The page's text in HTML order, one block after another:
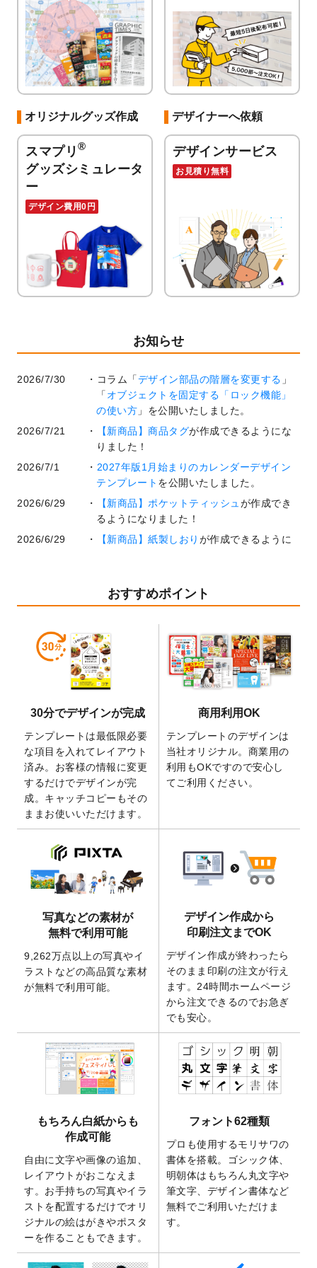
オリジナルグッズ作成
スマプリ ®
グッズシミュレータ
ー
デザイン費用0円
デザイナーへ依頼
デザインサービス
お見積り無料
お知らせ
2026/7/30 コラム「デザイン部品の階層を変更する 」
「 オブジェクトを固定する「ロック機能」
の使い方 」を公開いたしました。
2026/7/21
【新商品】商品タグが作成できるようにな
りました！
2026/7/1
2027年版1月始まりのカレンダーデザイン
テンプレート を公開いたしました。
2026/6/29
【新商品】ポケットティッシュが作成でき
るようになりました！
2026/6/29
【新商品】紙製しおり が作成できるように
業効率を上げる便利な操作方法3選！
開いたしました。
暑中見舞いのデザインテンプレート
しました。
2026/5/28
【新商品】マグネットステッカーが作成で
きるようになりました！
の全4ステップを解説！」を公開いたしまし
た。
2026/4/23
コラム「 画像の配置・差し替え・トリミン
グ」「テンプレート間でパーツを流用する
方法」を公開いたしました。
2026/4/21
アクリルキーホルダーのデザインテンプレ
ート を追加いたしました。
りました！
2025/12/22
【新商品】アクリルキーホルダーが作成で
きるようになりました！
2025/12/22
2026年版4月始まりのカレンダーデザイン
テンプレート
を公開いたしました。
開いたしました。
2025/9/30
【新商品】クリアファイルバッグ が作成で
きるようになりました！
2026年午年の年賀状デザインテンプレート
を公開いたしました。
2025/9/10
喪中はがき・寒中見舞いのデザインテンプ
レートを公開いたしました。
2025/8/1
9,160万点以上の写真やイラスト素材が無料
2025/7/30
キャンバスプリントのデザインテンプレー
トを追加いたしました。
2025/6/30
暑中見舞いのデザインテンプレートを追加
しました。
2025/6/27
キャンバスプリントのデザインテンプレー
トを追加いたしました。
2025/6/24
2026年版1月始まりのカレンダーデザイン
テンプレートを公開いたしました。
おすすめポイント
30分でデザインが完成
テンプレートは最低限必要
な項目を入れてレイアウト
済み。お客様の情報に変更
するだけでデザインが完
成。キャッチコピーもその
ままお使いいただけます。
商用利用OK
テンプレートのデザインは
当社オリジナル。商業用の
利用もOKですので安心し
てご利用ください。
写真などの素材が
無料で利用可能
9,262万点以上の写真やイ
ラストなどの高品質な素材
が無料で利用可能。
デザイン作成から
印刷注文までOK
デザイン作成が終わったら
そのまま印刷の注文が行え
ます。24時間ホームページ
から注文できるのでお急ぎ
でも安心。
もちろん白紙からも
作成可能
自由に文字や画像の追加、
レイアウトがおこなえま
す。お手持ちの写真やイラ
ストを配置するだけでオリ
ジナルの絵はがきやポスタ
ーを作ることもできます。
フォント62種類
プロも使用するモリサワの
書体を搭載。ゴシック体、
明朝体はもちろん丸文字や
筆文字、デザイン書体など
無料でご利用いただけま
す。